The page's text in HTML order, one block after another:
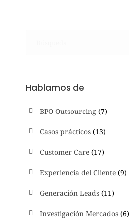
Hablamos de
BPO Outsourcing (7)
Casos prácticos (13)
Customer Care (17)
Experiencia del Cliente (9)
Generación Leads (11)
Investigación Mercados (6)